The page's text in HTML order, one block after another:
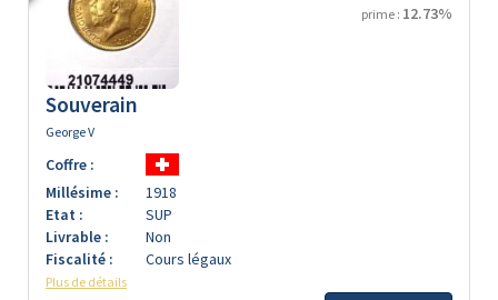
prime : 12.73%
Souverain
George V
Coffre :
Millésime :
1918
Etat :
SUP
Livrable :
Non
Fiscalité :
Cours légaux
Plus de détails